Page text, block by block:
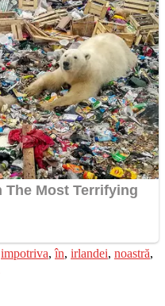
impotriva,în, irlandei, noastră,